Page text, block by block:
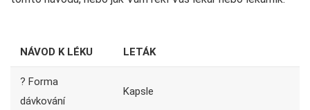
NÁVOD K LÉKU LETÁK
? Forma
dávkování
Kapsle